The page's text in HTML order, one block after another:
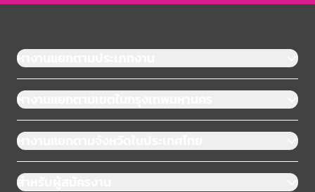
หางานแยกตามประเภทงาน
หางานแยกตามเขตในกรุงเทพมหานคร
หางานแยกตามจังหวัดในประเทศไทย
สำหรับผู้สมัครงาน